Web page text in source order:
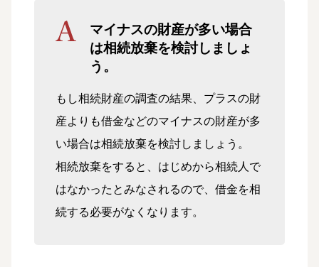
マイナスの財産が多い場合
は相続放棄を検討しましょ
う。
もし相続財産の調査の結果、プラスの財
産よりも借金などのマイナスの財産が多
い場合は相続放棄を検討しましょう。
相続放棄をすると、はじめから相続人で
はなかったとみなされるので、借金を相
続する必要がなくなります。